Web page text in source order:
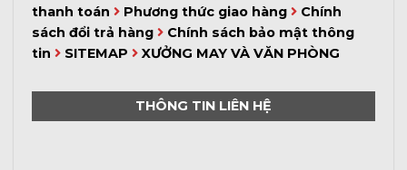
thanh toán
Phương thức giao hàng
Chính
sách đổi trả hàng
Chính sách bảo mật thông
tin
SITEMAP XƯỞNG MAY VÀ VĂN PHÒNG
THÔNG TIN LIÊN HỆ